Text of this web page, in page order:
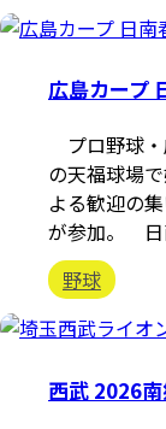
広島カープ
プロ野球
の天福球場
よる歓迎の
が参加。 日
野球
西武 2026